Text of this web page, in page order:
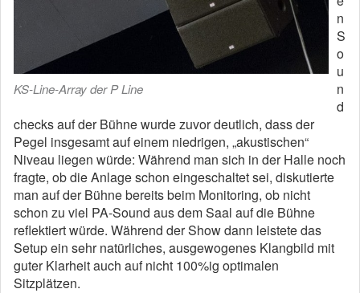
KS-Line-Array der P Line
n
S
o
u
n
d
checks auf der Bühne wurde zuvor deutlich, dass der
Pegel insgesamt auf einem niedrigen, „akustischen“
Niveau liegen würde: Während man sich in der Halle noch
fragte, ob die Anlage schon eingeschaltet sei, diskutierte
man auf der Bühne bereits beim Monitoring, ob nicht
schon zu viel PA-Sound aus dem Saal auf die Bühne
reflektiert würde. Während der Show dann leistete das
Setup ein sehr natürliches, ausgewogenes Klangbild mit
guter Klarheit auch auf nicht 100%ig optimalen
Sitzplätzen.